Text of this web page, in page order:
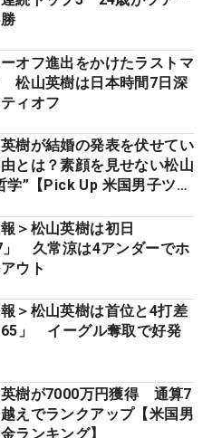
オフ進出をかけたラストマ
松山英樹は日本時間7日深
ィオフ
樹が結婚の発表を伏せてい
とは？素顔を見せない松山
学”【Pick Up 米国男子ツア
報＞松山英樹は初日
」 久常涼は4アンダーでホ
ウト
報＞松山英樹は首位と4打差
」 イーグル奪取で好発
樹が7000万円獲得 通算7
えでランクアップ【米国男
ランキング】